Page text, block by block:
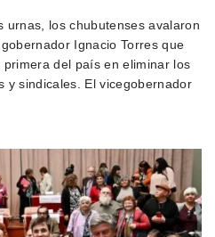
urnas, los chubutenses avalaron
Ignacio Torres que
del país en eliminar los
y sindicales. El vicegobernador